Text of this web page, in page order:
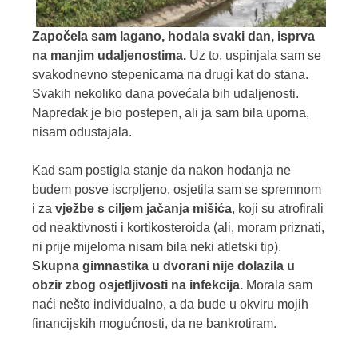
Započela sam lagano, hodala svaki dan, isprva
na manjim udaljenostima. Uz to, uspinjala sam se
svakodnevno stepenicama na drugi kat do stana.
Svakih nekoliko dana povećala bih udaljenosti.
Napredak je bio postepen, ali ja sam bila uporna,
nisam odustajala.
Kad sam postigla stanje da nakon hodanja ne
budem posve iscrpljeno, osjetila sam se spremnom
i za vježbe s ciljem jačanja mišića, koji su atrofirali
od neaktivnosti i kortikosteroida (ali, moram priznati,
ni prije mijeloma nisam bila neki atletski tip).
Skupna gimnastika u dvorani nije dolazila u
obzir zbog osjetljivosti na infekcija. Morala sam
naći nešto individualno, a da bude u okviru mojih
financijskih mogućnosti, da ne bankrotiram.